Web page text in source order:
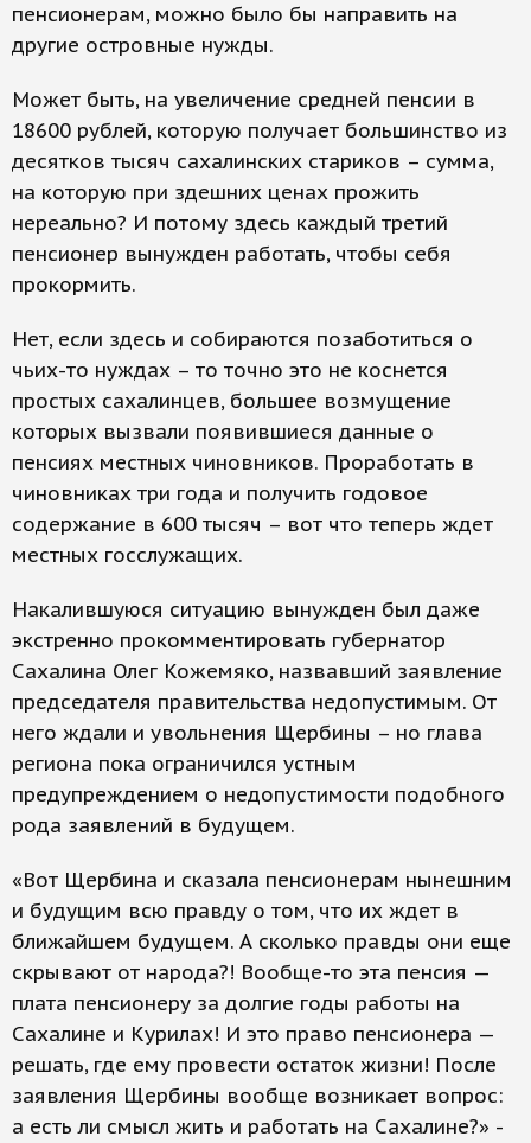
пенсионерам, можно было бы направить на
другие островные нужды.
Может быть, на увеличение средней пенсии в
18600 рублей, которую получает большинство из
десятков тысяч сахалинских стариков – сумма,
на которую при здешних ценах прожить
нереально? И потому здесь каждый третий
пенсионер вынужден работать, чтобы себя
прокормить.
Нет, если здесь и собираются позаботиться о
чьих-то нуждах – то точно это не коснется
простых сахалинцев, большее возмущение
которых вызвали появившиеся данные о
пенсиях местных чиновников. Проработать в
чиновниках три года и получить годовое
содержание в 600 тысяч – вот что теперь ждет
местных госслужащих.
Накалившуюся ситуацию вынужден был даже
экстренно прокомментировать губернатор
Сахалина Олег Кожемяко, назвавший заявление
председателя правительства недопустимым. От
него ждали и увольнения Щербины – но глава
региона пока ограничился устным
предупреждением о недопустимости подобного
рода заявлений в будущем.
«Вот Щербина и сказала пенсионерам нынешним
и будущим всю правду о том, что их ждет в
ближайшем будущем. А сколько правды они еще
скрывают от народа?! Вообще-то эта пенсия —
плата пенсионеру за долгие годы работы на
Сахалине и Курилах! И это право пенсионера —
решать, где ему провести остаток жизни! После
заявления Щербины вообще возникает вопрос:
а есть ли смысл жить и работать на Сахалине?» -